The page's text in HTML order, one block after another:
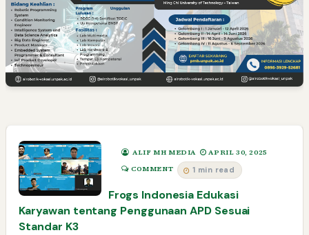
ALIF MH MEDIA
APRIL 30, 2025
COMMENT
1 min read
Frogs Indonesia Edukasi
Karyawan tentang Penggunaan APD Sesuai
Standar K3